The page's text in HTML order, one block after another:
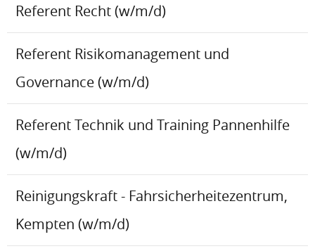
Referent Recht (w/m/d)
Referent Risikomanagement und
Governance (w/m/d)
Referent Technik und Training Pannenhilfe
(w/m/d)
Reinigungskraft - Fahrsicherheitezentrum,
Kempten (w/m/d)